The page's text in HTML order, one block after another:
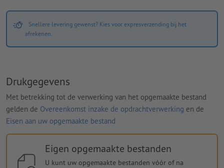
Snellere levering gewenst? Kies voor expresverzending bij het
afrekenen.
Drukgegevens
Met betrekking tot de verwerking van het opgemaakte bestand
gelden de Overeenkomst inzake de opdrachtverwerking en de
Eisen aan uw opgemaakte bestand
Eigen opgemaakte bestanden
U kunt uw opgemaakte bestanden vóór of na